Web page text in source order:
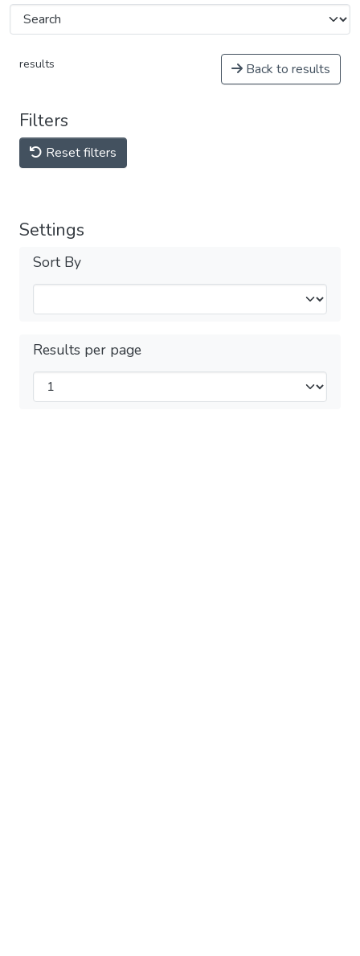
results Back to results
Filters
Reset filters
Settings
Sort By
Results per page